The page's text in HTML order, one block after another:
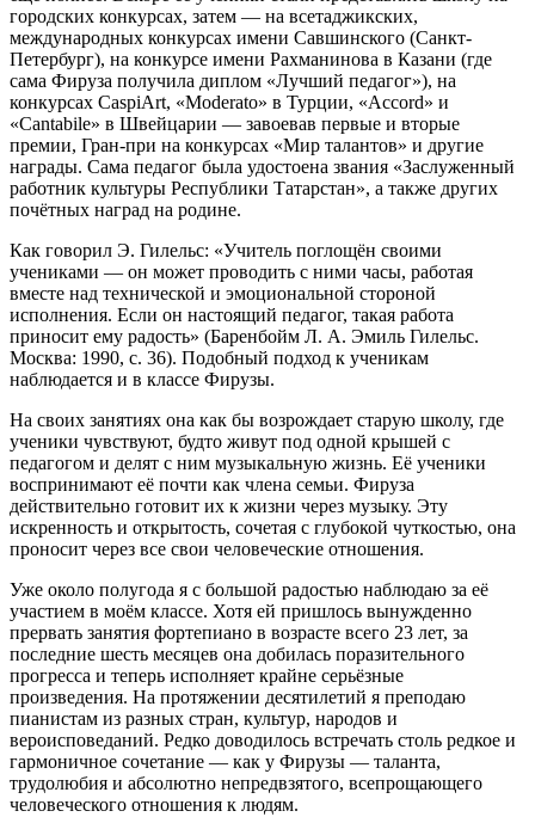
городских конкурсах, затем — на всетаджикских,
международных конкурсах имени Савшинского (Санкт-
Петербург), на конкурсе имени Рахманинова в Казани (где
сама Фируза получила диплом «Лучший педагог»), на
конкурсах CaspiArt, «Moderato» в Турции, «Accord» и
«Cantabile» в Швейцарии — завоевав первые и вторые
премии, Гран-при на конкурсах «Мир талантов» и другие
награды. Сама педагог была удостоена звания «Заслуженный
работник культуры Республики Татарстан», а также других
почётных наград на родине.
Как говорил Э. Гилельс: «Учитель поглощён своими
учениками — он может проводить с ними часы, работая
вместе над технической и эмоциональной стороной
исполнения. Если он настоящий педагог, такая работа
приносит ему радость» (Баренбойм Л. А. Эмиль Гилельс.
Москва: 1990, с. 36). Подобный подход к ученикам
наблюдается и в классе Фирузы.
На своих занятиях она как бы возрождает старую школу, где
ученики чувствуют, будто живут под одной крышей с
педагогом и делят с ним музыкальную жизнь. Её ученики
воспринимают её почти как члена семьи. Фируза
действительно готовит их к жизни через музыку. Эту
искренность и открытость, сочетая с глубокой чуткостью, она
проносит через все свои человеческие отношения.
Уже около полугода я с большой радостью наблюдаю за её
участием в моём классе. Хотя ей пришлось вынужденно
прервать занятия фортепиано в возрасте всего 23 лет, за
последние шесть месяцев она добилась поразительного
прогресса и теперь исполняет крайне серьёзные
произведения. На протяжении десятилетий я преподаю
пианистам из разных стран, культур, народов и
вероисповеданий. Редко доводилось встречать столь редкое и
гармоничное сочетание — как у Фирузы — таланта,
трудолюбия и абсолютно непредвзятого, всепрощающего
человеческого отношения к людям.